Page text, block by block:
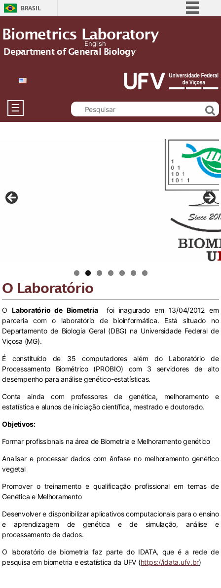
BRASIL
Comunica BR
Acesso à informação
Legislação
Canais
Biometrics Laboratory
Department of General Biology
English
☰
O Laboratório
OLaboratório de Biometriafoi inagurado em 13/04/2012 em
parceria com o laboratório de bioinformática. Está situado no
Departamento de Biologia Geral (DBG) na Universidade Federal de
Viçosa (MG).
É constituído de 35 computadores além do Laboratório de
Processamento Biométrico (PROBIO) com 3 servidores de alto
desempenho para análise genético-estatísticas.
Conta ainda com professores de genética, melhoramento e
estatística e alunos de iniciação científica, mestrado e doutorado.
Objetivos:
Formar profissionais na área de Biometria e Melhoramento genético
Analisar e processar dados com ênfase no melhoramento genético
vegetal
Promover o treinamento e qualificação profissional em temas de
Genética e Melhoramento
Desenvolver e disponibilizar aplicativos computacionais para o ensino
e aprendizagem de genética e de simulação, análise e
processamento de dados.
O laboratório de biometria faz parte do IDATA, que é a rede de
pesquisa em biometria e estatística da UFV (https://idata.ufv.br)